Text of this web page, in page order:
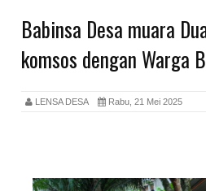
Babinsa Desa muara
komsos dengan Warga
LENSA DESA Rabu, 21 Mei 2025